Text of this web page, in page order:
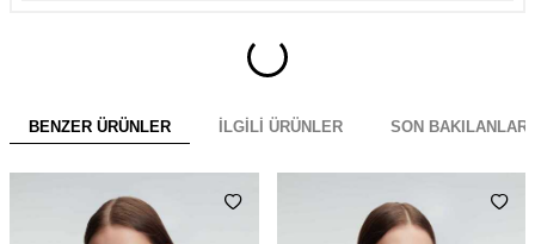
BENZER ÜRÜNLER İLGILI ÜRÜNLER SON BAKILANLAR